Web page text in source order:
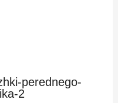
perednego-
2